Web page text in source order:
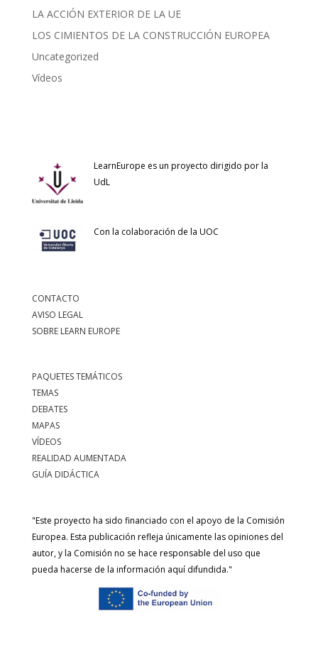
LA ACCIÓN EXTERIOR DE LA UE
LOS CIMIENTOS DE LA CONSTRUCCIÓN EUROPEA
Uncategorized
Vídeos
LearnEurope es un proyecto dirigido por la
UdL
Con la colaboración de la UOC
CONTACTO
AVISO LEGAL
SOBRE LEARN EUROPE
PAQUETES TEMÁTICOS
TEMAS
DEBATES
MAPAS
VÍDEOS
REALIDAD AUMENTADA
GUÍA DIDÁCTICA
"Este proyecto ha sido financiado con el apoyo de la Comisión
Europea. Esta publicación refleja únicamente las opiniones del
autor, y la Comisión no se hace responsable del uso que
pueda hacerse de la información aquí difundida."